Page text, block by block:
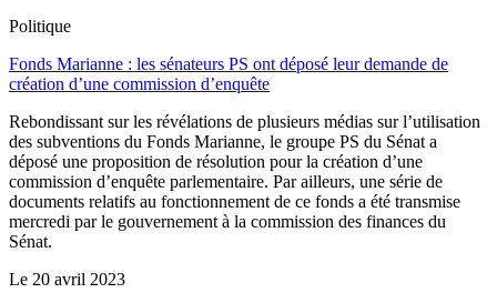
Politique
Fonds Marianne : les sénateurs PS ont déposé leur demande de
création d’une commission d’enquête
Rebondissant sur les révélations de plusieurs médias sur l’utilisation
des subventions du Fonds Marianne, le groupe PS du Sénat a
déposé une proposition de résolution pour la création d’une
commission d’enquête parlementaire. Par ailleurs, une série de
documents relatifs au fonctionnement de ce fonds a été transmise
mercredi par le gouvernement à la commission des finances du
Sénat.
Le 20 avril 2023